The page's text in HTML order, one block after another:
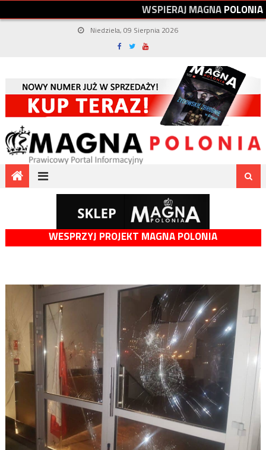
WSPIERAJMAGNAPOLONIA
Niedziela, 09 Sierpnia 2026
WESPRZYJ PROJEKT MAGNA POLONIA